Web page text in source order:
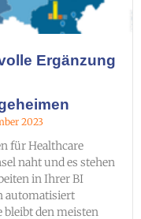
Ergänzung
2023
für Healthcare
naht und es stehen
in Ihrer BI
automatisiert
bleibt den meisten